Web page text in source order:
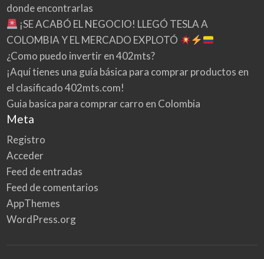
donde encontrarlas
¡SE ACABÓ EL NEGOCIO! LLEGÓ TESLA A
COLOMBIA Y EL MERCADO EXPLOTÓ
¿Como puedo invertir en 402mts?
¡Aquí tienes una guía básica para comprar productos en
el clasificado 402mts.com!
Guia basica para comprar carro en Colombia
Meta
Registro
Acceder
Feed de entradas
Feed de comentarios
AppThemes
WordPress.org